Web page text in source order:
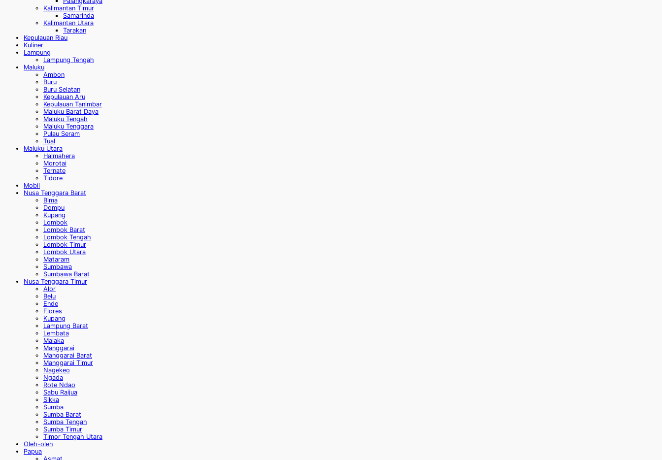
Kalimantan Timur
Samarinda
Kalimantan Utara
Tarakan
Kepulauan Riau
Kuliner
Lampung
Lampung Tengah
Maluku
Ambon
Buru
Buru Selatan
Kepulauan Aru
Kepulauan Tanimbar
Maluku Barat Daya
Maluku Tengah
Maluku Tenggara
Pulau Seram
Tual
Maluku Utara
Halmahera
Morotai
Ternate
Tidore
Mobil
Nusa Tenggara Barat
Bima
Dompu
Kupang
Lombok
Lombok Barat
Lombok Tengah
Lombok Timur
Lombok Utara
Mataram
Sumbawa
Sumbawa Barat
Nusa Tenggara Timur
Alor
Belu
Ende
Flores
Kupang
Lampung Barat
Lembata
Malaka
Manggarai
Manggarai Barat
Manggarai Timur
Nagekeo
Ngada
Rote Ndao
Sabu Raijua
Sikka
Sumba
Sumba Barat
Sumba Tengah
Sumba Timur
Timor Tengah Utara
Oleh-oleh
Papua